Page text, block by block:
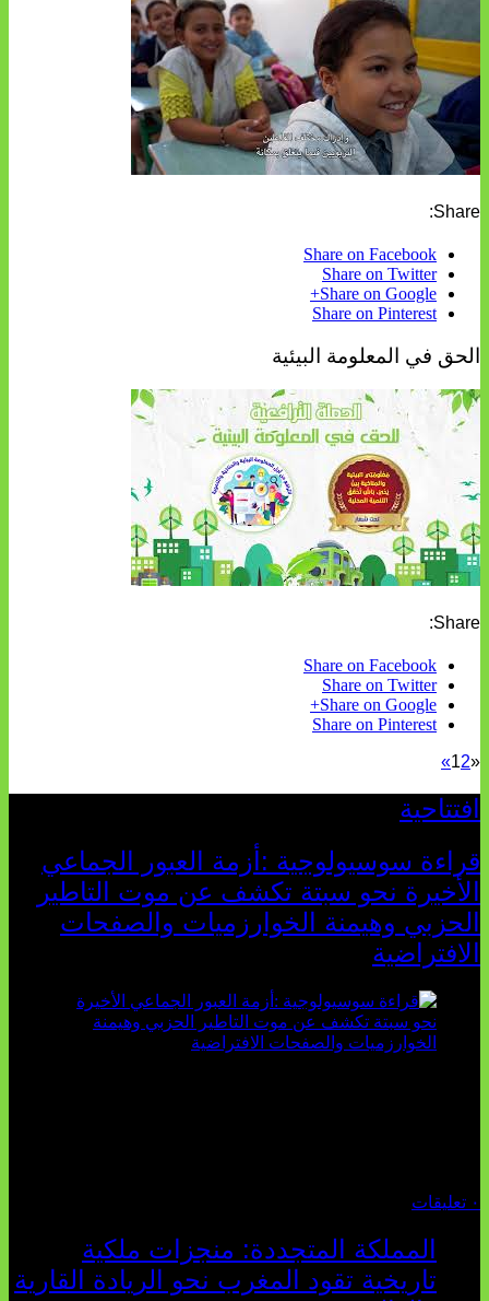
Share:
Share on Facebook
Share on Twitter
Share on Google+
Share on Pinterest
الحق في المعلومة البيئية
Share:
Share on Facebook
Share on Twitter
Share on Google+
Share on Pinterest
«
12
»
افتتاحية
قراءة سوسيولوجية :أزمة العبور الجماعي
الأخيرة نحو سبتة تكشف عن موت التاطير
الحزبي وهيمنة الخوارزميات والصفحات
الافتراضية
٠ تعليقات
المملكة المتجددة: منجزات ملكية
تاريخية تقود المغرب نحو الريادة القارية